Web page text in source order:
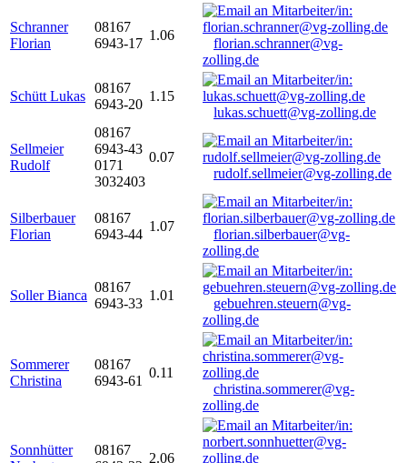
Schranner
Florian
08167
6943-17
1.06
florian.schranner@vg-
zolling.de
Schütt Lukas
08167
6943-20
1.15
lukas.schuett@vg-zolling.de
Sellmeier
Rudolf
08167
6943-43
0171
3032403
0.07
rudolf.sellmeier@vg-zolling.de
Silberbauer
Florian
08167
6943-44
1.07
florian.silberbauer@vg-
zolling.de
Soller Bianca
08167
6943-33
1.01
gebuehren.steuern@vg-
zolling.de
Sommerer
Christina
08167
6943-61
0.11
christina.sommerer@vg-
zolling.de
Sonnhütter
08167
2.06